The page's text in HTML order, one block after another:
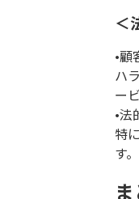
＜
•顧
ハ
ー
•法
特
す。